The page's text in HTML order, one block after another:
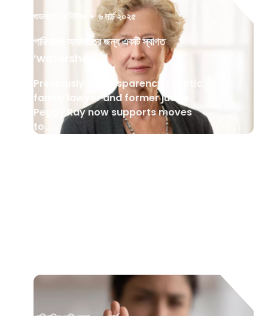
গুডম্যান রে নিউজ •৬ মার্চ ২০২৫
পারিবারিক আদালতের জন্য একটি স্বাগত
‘watershed’
Previously a transparency sceptic,
family lawyer and former judge
Peggy Ray now supports moves
to...